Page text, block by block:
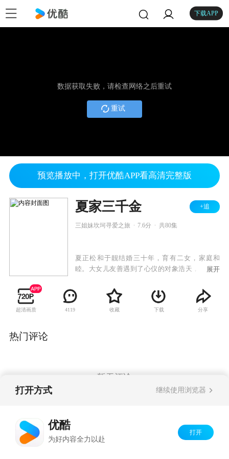
下载APP
数据获取失败，请检查网络之后重试
重试
预览播放中，打开优酷APP看高清完整版
夏家三千金 +追
三姐妹坎坷寻爱之旅 7.6分 共80集
夏正松和于靓结婚三十年，育有二女，家庭和
睦。大女儿友善遇到了心仪的对象浩天，但对方
入他人情感关系，而友善却希望有追求真爱的自
由，父女之间产生冲突。与此同时，小女儿天美
的爱情也遭遇到困境。身为父亲的正松一边抚慰
展开
超清画质 4119 收藏 下载 分享
热门评论
暂无评论
打开方式 继续使用浏览器
优酷
为好内容全力以赴
打开